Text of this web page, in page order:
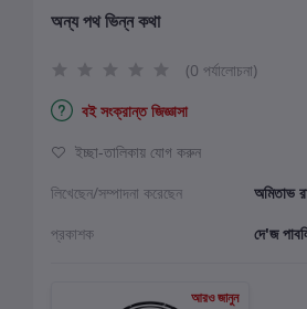
অন্য পথ ভিন্ন কথা
(0 পর্যালোচনা)
বই সংক্রান্ত জিজ্ঞাসা
ইচ্ছা-তালিকায় যোগ করুন
লিখেছেন/সম্পাদনা করেছেন
অমিতাভ
প্রকাশক
দে'জ
আরও জানুন